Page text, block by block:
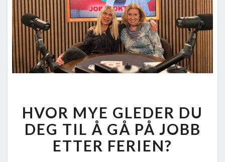
MYE
GLEDER
DU
DEG
HVOR MYE GLEDER DU
DEG TIL Å GÅ PÅ JOBB
ETTER FERIEN?